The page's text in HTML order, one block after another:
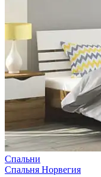
Спальни
Спальня Норвегия